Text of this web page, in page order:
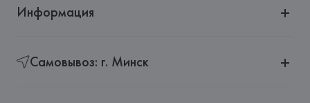
Информация
Самовывоз: г. Минск